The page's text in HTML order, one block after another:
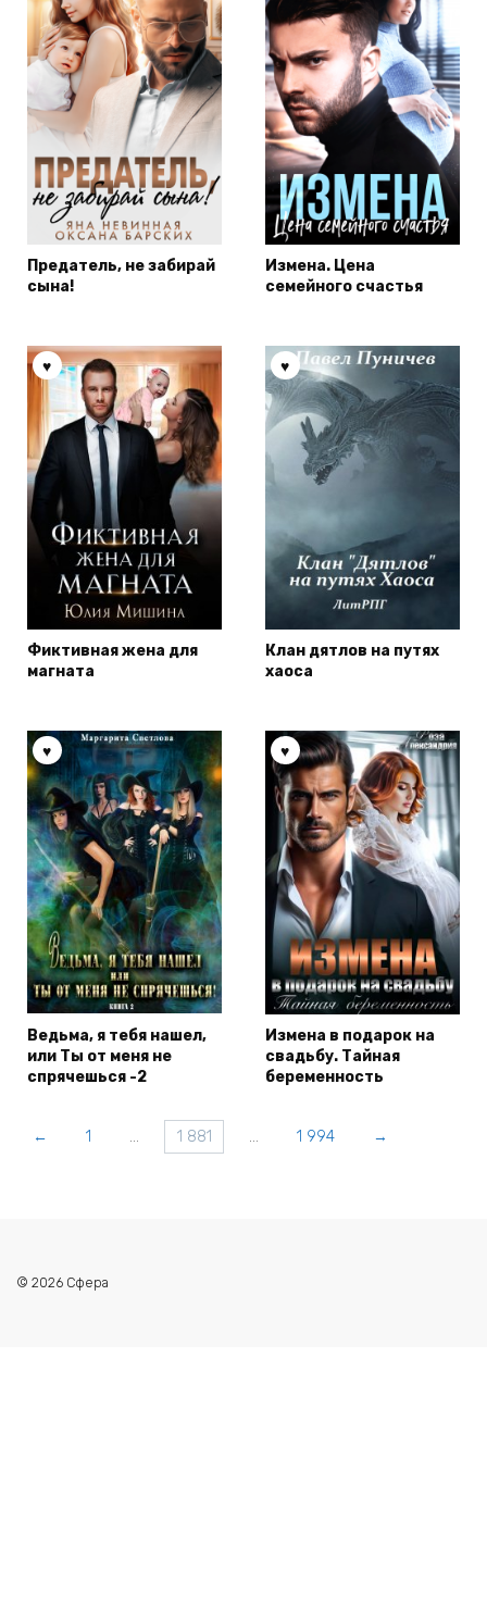
Предатель, не забирай
сына!
Измена. Цена
семейного счастья
Фиктивная жена для
магната
Клан дятлов на путях
хаоса
Ведьма, я тебя нашел,
или Ты от меня не
спрячешься -2
Измена в подарок на
свадьбу. Тайная
беременность
← 1 … 1 881 … 1 994 →
© 2026 Сфера